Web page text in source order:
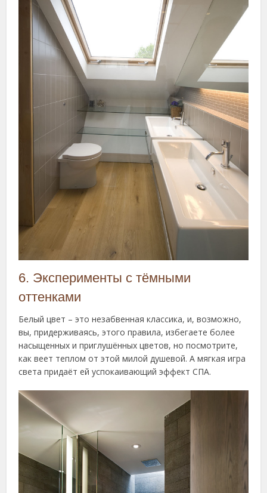
6. Эксперименты с тёмными
оттенками
Белый цвет – это незабвенная классика, и, возможно,
вы, придерживаясь, этого правила, избегаете более
насыщенных и приглушённых цветов, но посмотрите,
как веет теплом от этой милой душевой. А мягкая игра
света придаёт ей успокаивающий эффект СПА.